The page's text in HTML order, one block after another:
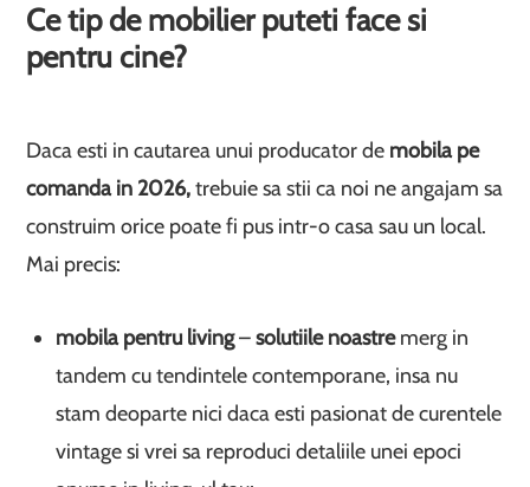
Ce tip de mobilier puteti face si
pentru cine?
Daca esti in cautarea unui producator de mobila pe
comanda in 2026,trebuie sa stii ca noi ne angajam sa
construim orice poate fi pus intr-o casa sau un local.
Mai precis:
mobila pentru living–solutiile noastremerg in
tandem cu tendintele contemporane, insa nu
stam deoparte nici daca esti pasionat de curentele
vintage si vrei sa reproduci detaliile unei epoci